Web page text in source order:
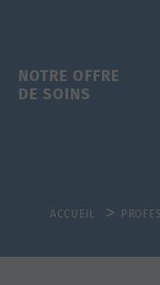
NOTRE OFFRE
DE SOINS
ACCUEIL